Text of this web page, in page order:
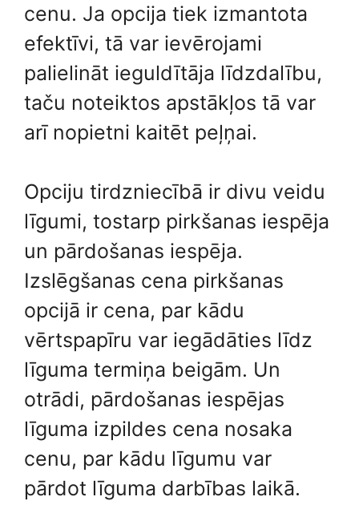
cenu. Ja opcija tiek izmantota
efektīvi, tā var ievērojami
palielināt ieguldītāja līdzdalību,
taču noteiktos apstākļos tā var
arī nopietni kaitēt peļņai.
Opciju tirdzniecībā ir divu veidu
līgumi, tostarp pirkšanas iespēja
un pārdošanas iespēja.
Izslēgšanas cena pirkšanas
opcijā ir cena, par kādu
vērtspapīru var iegādāties līdz
līguma termiņa beigām. Un
otrādi, pārdošanas iespējas
līguma izpildes cena nosaka
cenu, par kādu līgumu var
pārdot līguma darbības laikā.